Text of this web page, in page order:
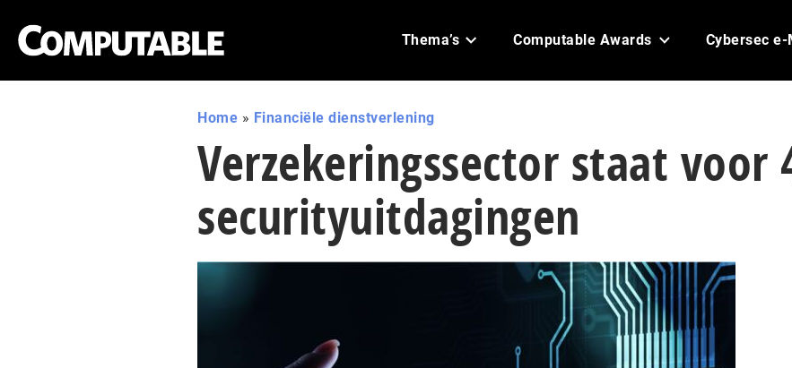
Thema’s Computable Awards Cybersec
Home » Financiële dienstverlening
Verzekeringssector staat voor
securityuitdagingen